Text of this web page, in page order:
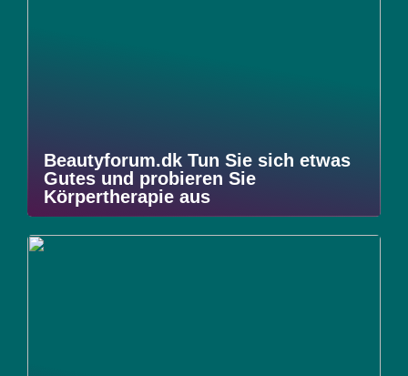
Beautyforum.dk Tun Sie sich etwas
Gutes und probieren Sie
Körpertherapie aus